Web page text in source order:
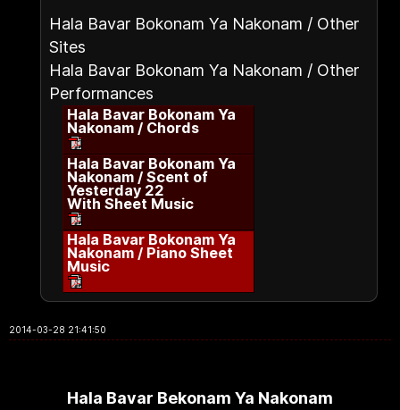
Hala Bavar Bokonam Ya Nakonam / Other
Sites
Hala Bavar Bokonam Ya Nakonam / Other
Performances
Hala Bavar Bokonam Ya
Nakonam / Chords
Hala Bavar Bokonam Ya
Nakonam / Scent of
Yesterday 22
With Sheet Music
Hala Bavar Bokonam Ya
Nakonam / Piano Sheet
Music
2014-03-28 21:41:50
Hala Bavar Bekonam Ya Nakonam